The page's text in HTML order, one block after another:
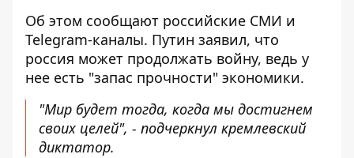
Об этом сообщают российские СМИ и
Telegram-каналы. Путин заявил, что
россия может продолжать войну, ведь у
нее есть "запас прочности" экономики.
"Мир будет тогда, когда мы достигнем
своих целей", - подчеркнул кремлевский
диктатор.